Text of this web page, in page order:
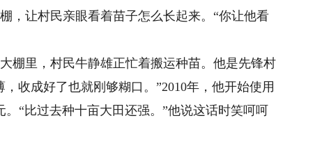
让村民亲眼看着苗子怎么长起来。“你让他看
里，村民牛静雄正忙着搬运种苗。他是先锋村
收成好了也就刚够糊口。”2010年，他开始使用
“比过去种十亩大田还强。”他说这话时笑呵呵